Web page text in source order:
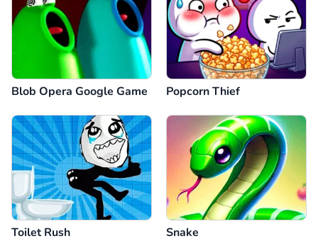
Blob Opera Google Game Popcorn Thief
Toilet Rush Snake